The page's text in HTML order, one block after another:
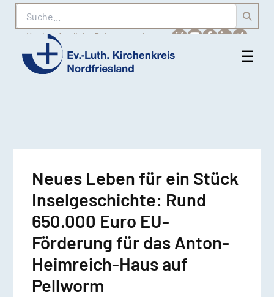
Suche
Karriere Amtliche Bekanntmachungen
Ev.-
☰
Neues Leben für ein Stück
Inselgeschichte: Rund
650.000 Euro EU-
Förderung für das Anton-
Heimreich-Haus auf
Pellworm